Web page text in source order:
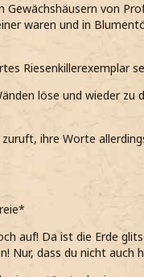
Gewächshäusern von
waren und in
Riesenkillerexemplar
löse und wieder zu
ihre Worte
auf! Da ist die Erde
Nur, dass du nicht auch